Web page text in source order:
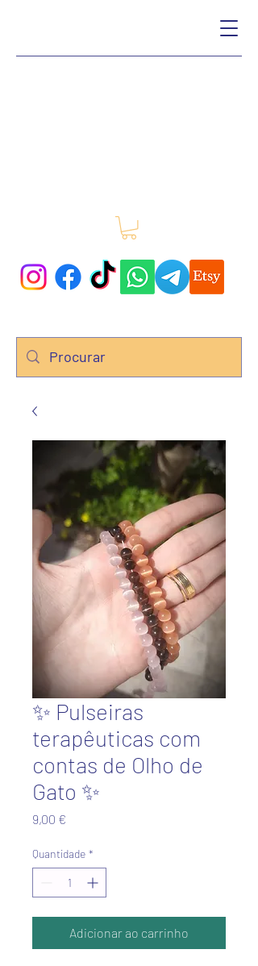
✨ Pulseiras
terapêuticas com
contas de Olho de
Gato ✨
9,00 €
Quantidade *
Adicionar ao carrinho